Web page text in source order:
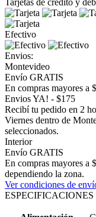
Efectivo
Envios:
Montevideo
Envío GRATIS
En compras mayores a
Envios YA! - $175
Recibí tu pedido en 2
Viernes dentro de
seleccionados.
Interior
Envío GRATIS
En compras mayores a
dependiendo la zona.
Ver condiciones de